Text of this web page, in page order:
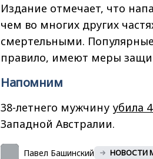
Издание отмечает, что
чем во многих других
смертельными.
правило, имеют меры
Напомним
38-летнего мужчину убила
Западной Австралии.
Павел Башинский НОВОСТИ